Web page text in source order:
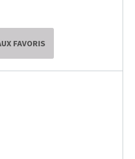
FAVORIS